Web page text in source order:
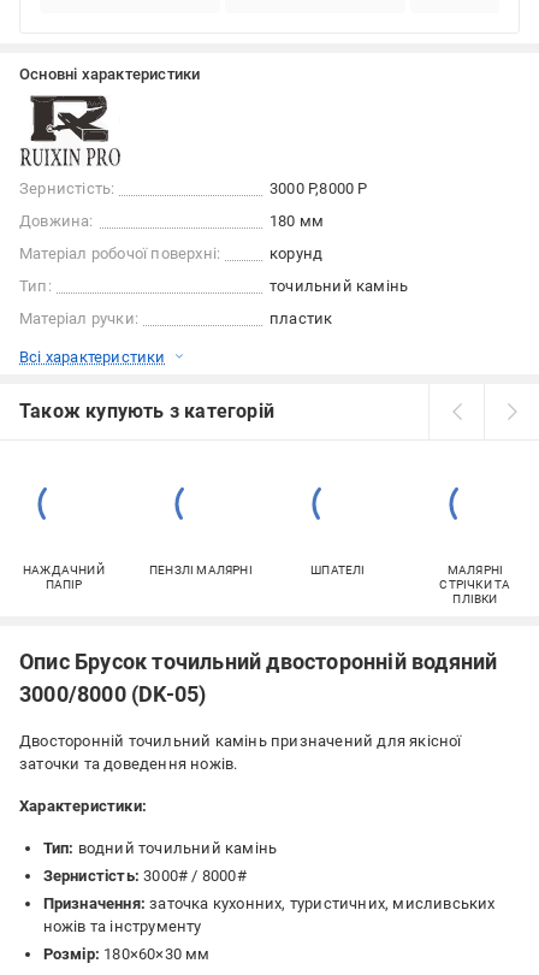
Основні характеристики
Зернистість: 3000 Р 8000 Р
Довжина:
180 мм
Матеріал робочої поверхні:
корунд
Тип:
точильний камінь
Матеріал ручки:
пластик
Всі характеристики
Також купують з категорій
НАЖДАЧНИЙ
ПАПІР
ПЕНЗЛІ МАЛЯРНІ ШПАТЕЛІ
МАЛЯРНІ
СТРІЧКИ ТА
ПЛІВКИ
Опис Брусок точильний двосторонній водяний
3000/8000 (DK-05)
Двосторонній точильний камінь призначений для якісної
заточки та доведення ножів.
Характеристики:
Тип: водний точильний камінь
Зернистість: 3000# / 8000#
Призначення: заточка кухонних, туристичних, мисливських
ножів та інструменту
Розмір: 180×60×30 мм